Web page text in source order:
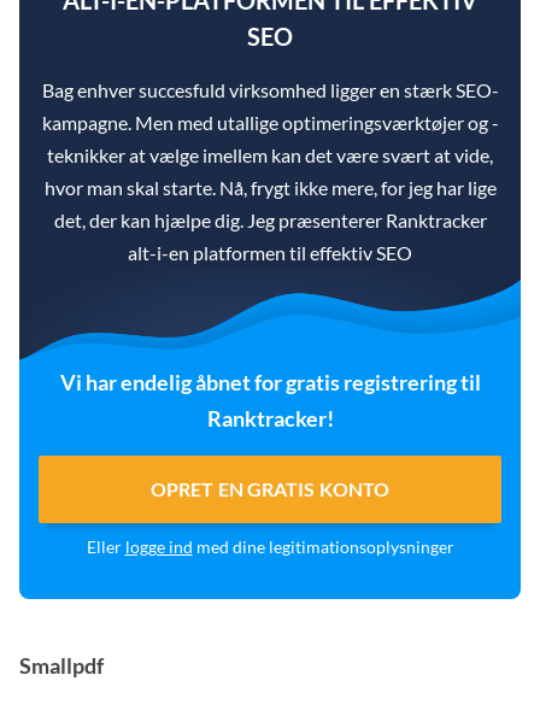
SEO
Bag enhver succesfuld virksomhed ligger en stærk SEO-
kampagne. Men med utallige optimeringsværktøjer og -
teknikker at vælge imellem kan det være svært at vide,
hvor man skal starte. Nå, frygt ikke mere, for jeg har lige
det, der kan hjælpe dig. Jeg præsenterer Ranktracker
alt-i-en platformen til effektiv SEO
Vi har endelig åbnet for gratis registrering til
Ranktracker!
OPRET EN GRATIS KONTO
Eller logge ind med dine legitimationsoplysninger
Smallpdf